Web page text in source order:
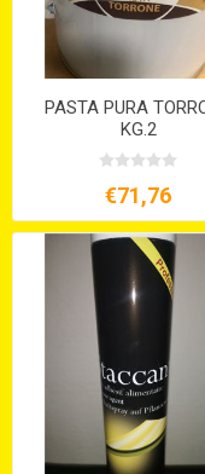
PASTA PURA
KG.2
€71,76